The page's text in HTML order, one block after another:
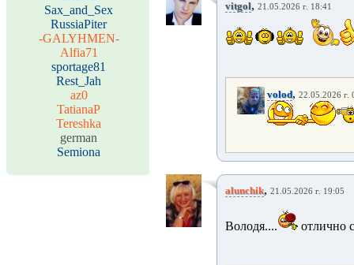
Sax_and_Sex
RussiaPiter
-GALYHMEN-
Alfia71
sportage81
Rest_Jah
az0
TatianaP
Tereshka
german
Semiona
vitgol, 21.05.2026 г. 18:41
volod, 22.05.2026 г.
alunchik, 21.05.2026 г. 19:05
Володя.... отлично